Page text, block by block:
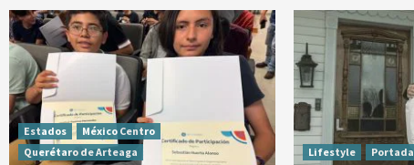
Estados
México Centro
Querétaro de Arteaga
Lifestyle Portada